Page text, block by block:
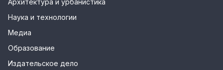
Архитектура и урбанистика
Наука и технологии
Медиа
Образование
Издательское дело